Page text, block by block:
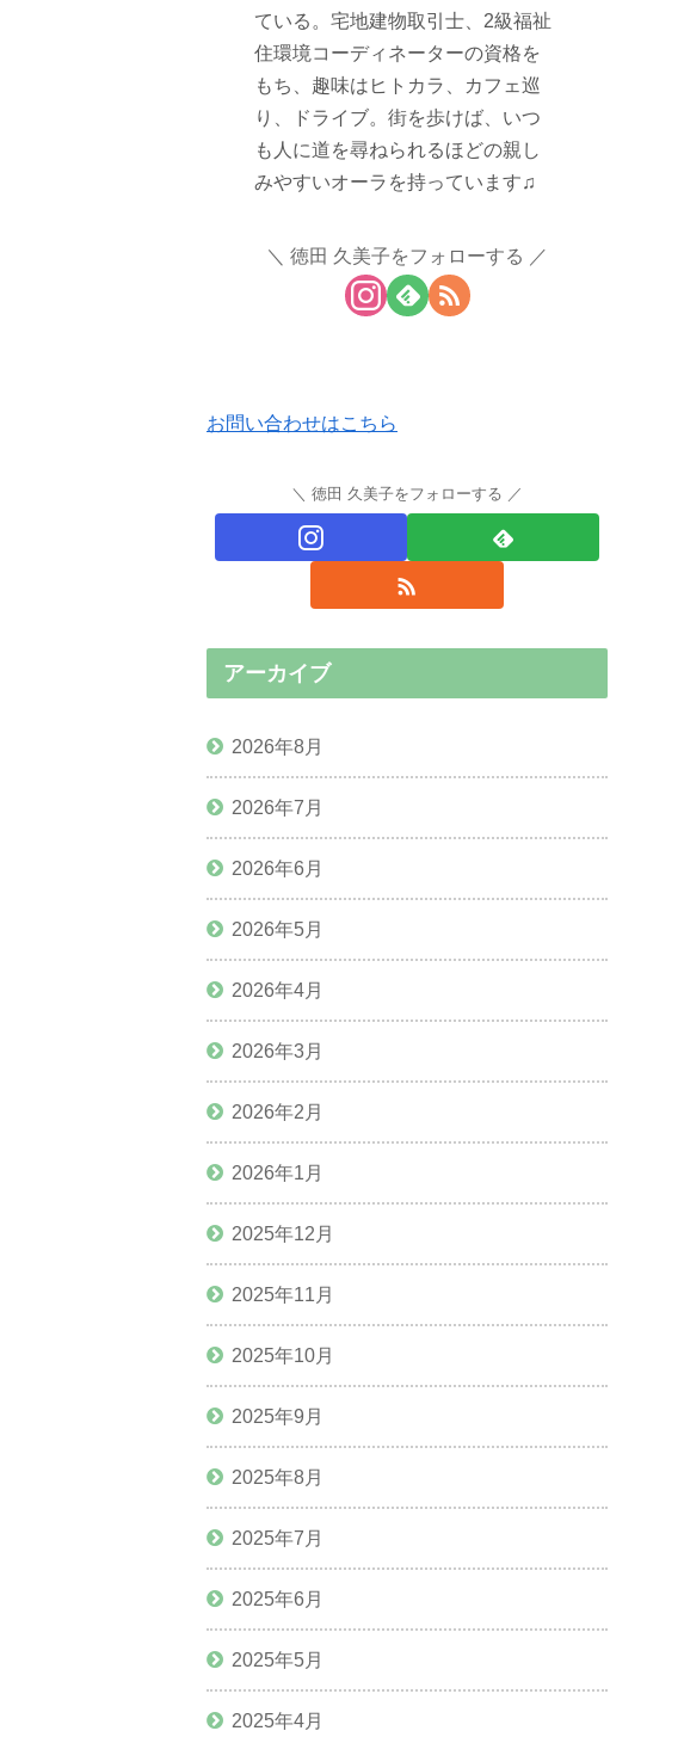
ている。宅地建物取引士、2級福祉
住環境コーディネーターの資格を
もち、趣味はヒトカラ、カフェ巡
り、ドライブ。街を歩けば、いつ
も人に道を尋ねられるほどの親し
みやすいオーラを持っています♫
徳田 久美子をフォローする
お問い合わせはこちら
徳田 久美子をフォローする
アーカイブ
2026年8月
2026年7月
2026年6月
2026年5月
2026年4月
2026年3月
2026年2月
2026年1月
2025年12月
2025年11月
2025年10月
2025年9月
2025年8月
2025年7月
2025年6月
2025年5月
2025年4月